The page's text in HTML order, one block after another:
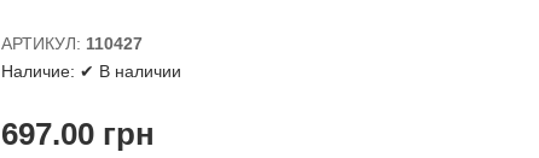
АРТИКУЛ: 110427
Наличие: ✔ В наличии
697.00грн